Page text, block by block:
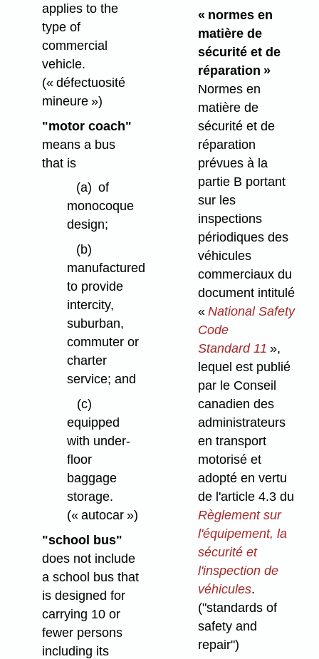
applies to the
type of
commercial
vehicle.
(« défectuosité
mineure »)
"motor coach"
means a bus
that is
(a) of
monocoque
design;
(b)
manufactured
to provide
intercity,
suburban,
commuter or
charter
service; and
(c)
equipped
with under-
floor
baggage
storage.
(« autocar »)
"school bus"
does not include
a school bus that
is designed for
carrying 10 or
fewer persons
including its
« normes en
matière de
sécurité et de
réparation »
Normes en
matière de
sécurité et de
réparation
prévues à la
partie B portant
sur les
inspections
périodiques des
véhicules
commerciaux du
document intitulé
« National Safety
Code
Standard 11 »,
lequel est publié
par le Conseil
canadien des
administrateurs
en transport
motorisé et
adopté en vertu
de l'article 4.3 du
Règlement sur
l'équipement, la
sécurité et
l'inspection de
véhicules.
("standards of
safety and
repair")